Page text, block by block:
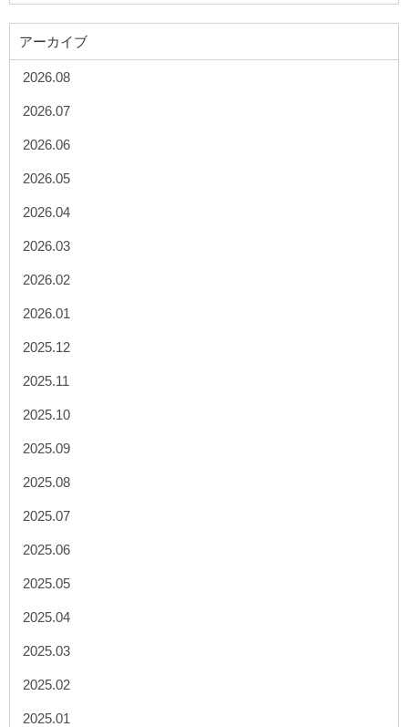
アーカイブ
2026.08
2026.07
2026.06
2026.05
2026.04
2026.03
2026.02
2026.01
2025.12
2025.11
2025.10
2025.09
2025.08
2025.07
2025.06
2025.05
2025.04
2025.03
2025.02
2025.01